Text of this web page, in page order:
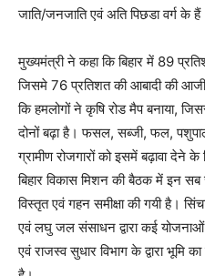
जाति/जनजाति एवं अति पिछडा वर्ग के
मुख्यमंत्री ने कहा कि बिहार में 89
जिसमे 76 प्रतिशत की आबादी की
कि हमलोगों ने कृषि रोड मैप बनाया,
दोनों बढ़ा है। फसल, सब्जी, फल,
ग्रामीण रोजगारों को इसमें बढ़ावा देने
बिहार विकास मिशन की बैठक में इन
विस्तृत एवं गहन समीक्षा की गयी है।
एवं लघु जल संसाधन द्वारा कई
एवं राजस्व सुधार विभाग के द्वारा भूमि